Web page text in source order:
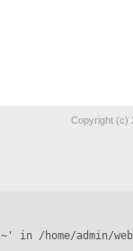
Copyright (c)
in /home/admin/